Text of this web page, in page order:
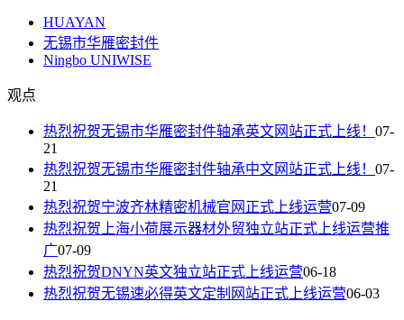
HUAYAN
无锡市华雁密封件
Ningbo UNIWISE
观点
热烈祝贺无锡市华雁密封件轴承英文网站正式上线！ 07-
21
热烈祝贺无锡市华雁密封件轴承中文网站正式上线！ 07-
21
热烈祝贺宁波齐林精密机械官网正式上线运营07-09
热烈祝贺上海小荷展示器材外贸独立站正式上线运营推
广07-09
热烈祝贺DNYN英文独立站正式上线运营06-18
热烈祝贺无锡速必得英文定制网站正式上线运营06-03